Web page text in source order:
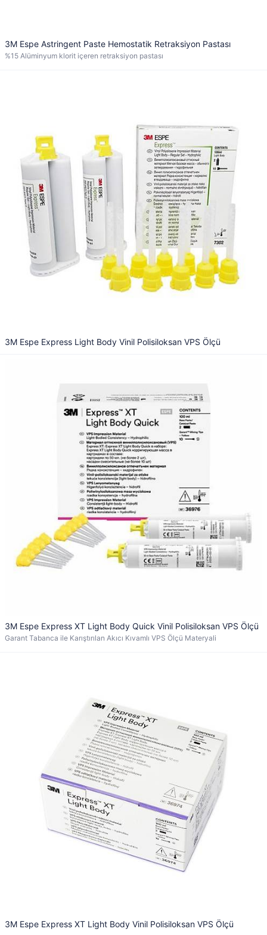
3M Espe Astringent Paste Hemostatik Retraksiyon Pastası
%15 Alüminyum klorit içeren retraksiyon pastası
3M Espe Express Light Body Vinil Polisiloksan VPS Ölçü
3M Espe Express XT Light Body Quick Vinil Polisiloksan VPS Ölçü
Garant Tabanca ile Karıştırılan Akıcı Kıvamlı VPS Ölçü Materyali
3M Espe Express XT Light Body Vinil Polisiloksan VPS Ölçü